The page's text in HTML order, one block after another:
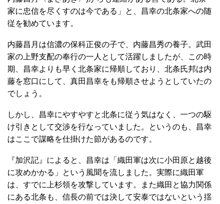
家に忠信を尽くすのは今である」と、昌幸の北条家への随
従を勧めています。
内藤昌月は信濃の保科正俊の子で、内藤昌秀の養子。武田
家の上野支配の奉行の一人として活躍しましたが、この時
期、昌幸よりも早く北条家に帰順しており、北条氏邦は内
藤を窓口にして、真田昌幸をも帰順させようとしていたの
でしょう。
しかし、昌幸にやすやすと北条に従う気はなく、一つの駆
け引きとして交渉を行なっていました。というのも、昌幸
はここで謀略を仕掛けた節があるのです。
『加沢記』によると、昌幸は「織田軍は次に小田原と越後
に攻めかかる」という風聞を流しました。実際に織田軍
は、すでに上杉領を攻撃しています。また織田と協力関係
にある北条も、信長の前では決して安泰ではないという揺